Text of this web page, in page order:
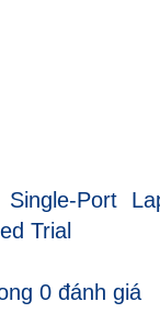
Port
Trial
0 đánh giá